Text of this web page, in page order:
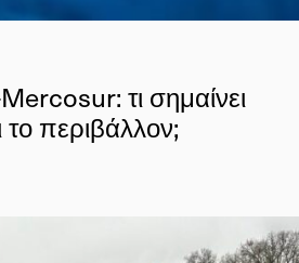
τι σημαίνει
το περιβάλλον;